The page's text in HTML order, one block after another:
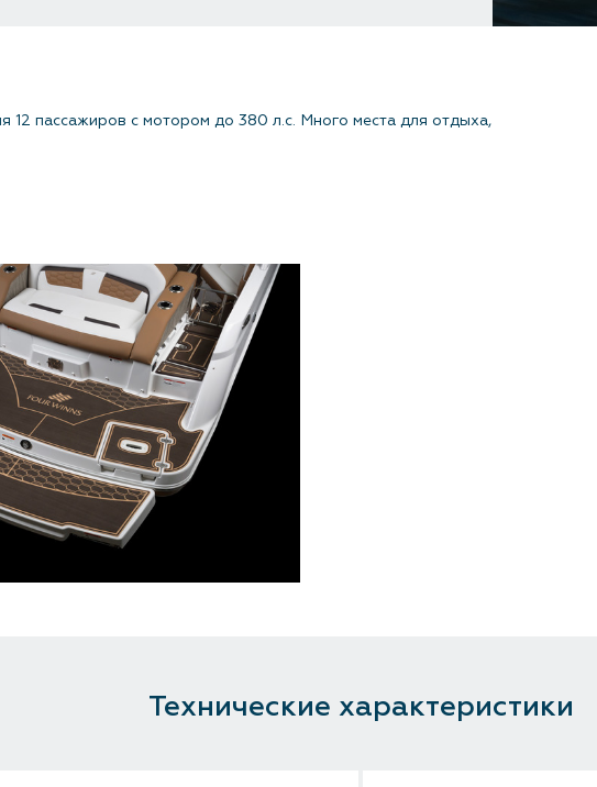
12 пассажиров с мотором до 380 л.с. Много места для отдыха,
Технические характеристики